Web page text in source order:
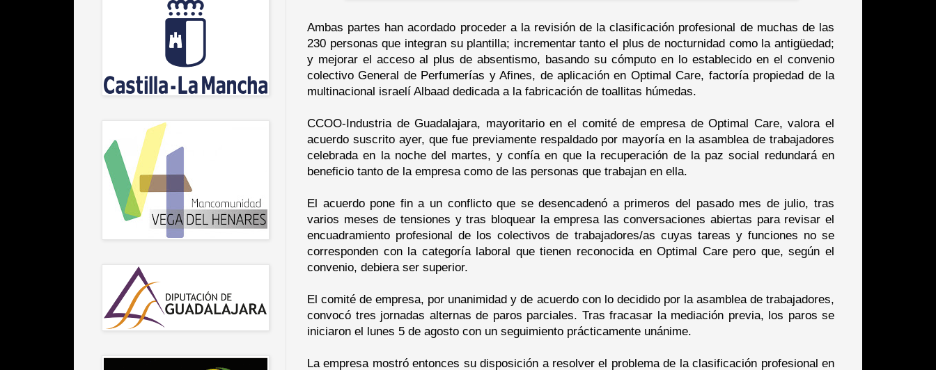
Ambas partes han acordado proceder a la revisión de la clasificación profesional de muchas de las
230 personas que integran su plantilla; incrementar tanto el plus de nocturnidad como la antigüedad;
y mejorar el acceso al plus de absentismo, basando su cómputo en lo establecido en el convenio
colectivo General de Perfumerías y Afines, de aplicación en Optimal Care, factoría propiedad de la
multinacional israelí Albaad dedicada a la fabricación de toallitas húmedas.
CCOO-Industria de Guadalajara, mayoritario en el comité de empresa de Optimal Care, valora el
acuerdo suscrito ayer, que fue previamente respaldado por mayoría en la asamblea de trabajadores
celebrada en la noche del martes, y confía en que la recuperación de la paz social redundará en
beneficio tanto de la empresa como de las personas que trabajan en ella.
El acuerdo pone fin a un conflicto que se desencadenó a primeros del pasado mes de julio, tras
varios meses de tensiones y tras bloquear la empresa las conversaciones abiertas para revisar el
encuadramiento profesional de los colectivos de trabajadores/as cuyas tareas y funciones no se
corresponden con la categoría laboral que tienen reconocida en Optimal Care pero que, según el
convenio, debiera ser superior.
El comité de empresa, por unanimidad y de acuerdo con lo decidido por la asamblea de trabajadores,
convocó tres jornadas alternas de paros parciales. Tras fracasar la mediación previa, los paros se
iniciaron el lunes 5 de agosto con un seguimiento prácticamente unánime.
La empresa mostró entonces su disposición a resolver el problema de la clasificación profesional en